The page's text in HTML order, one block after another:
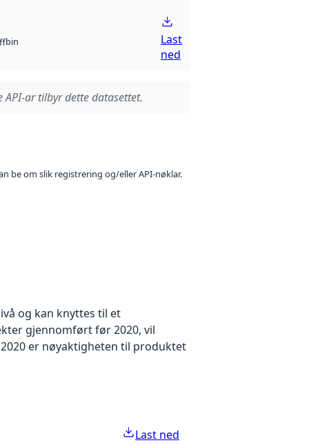
bin
Last
ned
API-ar tilbyr dette datasettet.
be om slik registrering og/eller API-nøklar.
og kan knyttes til et
gjennomført før 2020, vil
er nøyaktigheten til produktet
Last ned